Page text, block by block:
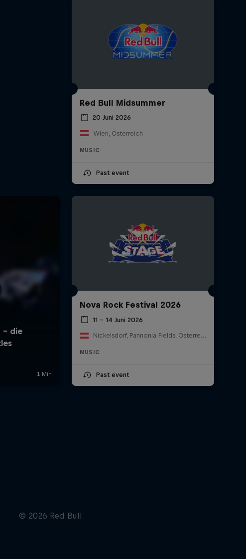
Red Bull Midsummer
20 Juni 2026
Wien, Österreich
MUSIC
Past event
Nova Rock Festival 2026
11 – 14 Juni 2026
Nickelsdorf, Pannonia Fields, Österreich
MUSIC
Past event